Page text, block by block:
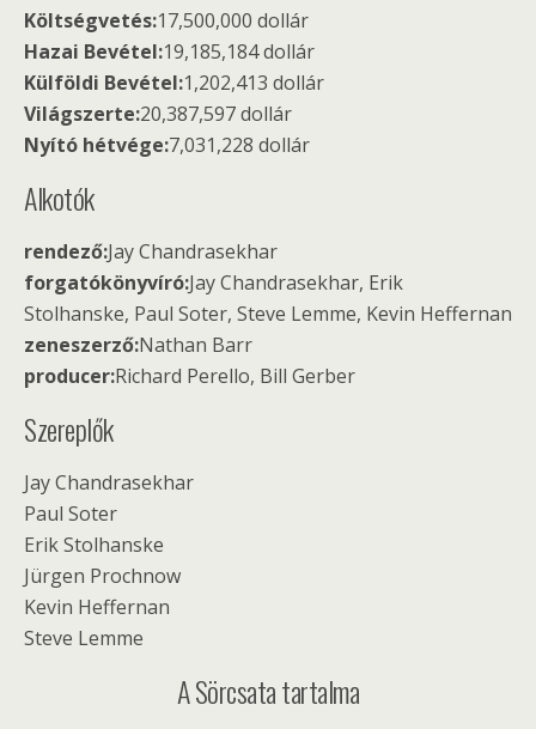
Költségvetés:17,500,000 dollár
Hazai Bevétel:19,185,184 dollár
Külföldi Bevétel:1,202,413 dollár
Világszerte:20,387,597 dollár
Nyító hétvége:7,031,228 dollár
Alkotók
rendező:Jay Chandrasekhar
forgatókönyvíró:Jay Chandrasekhar, Erik
Stolhanske, Paul Soter, Steve Lemme, Kevin Heffernan
zeneszerző:Nathan Barr
producer:Richard Perello, Bill Gerber
Szereplők
Jay Chandrasekhar
Paul Soter
Erik Stolhanske
Jürgen Prochnow
Kevin Heffernan
Steve Lemme
A Sörcsata tartalma